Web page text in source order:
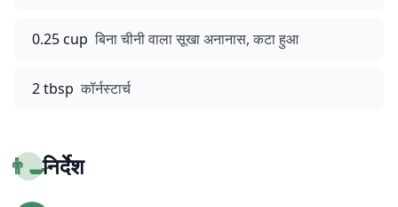
0.25 cup बिना चीनी वाला सूखा अनानास, कटा हुआ
2 tbsp कॉर्नस्टार्च
👨‍🍳निर्देश